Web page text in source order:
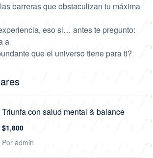
barreras que obstaculizan tu máxima
eso si… antes te pregunto:
a
que el universo tiene para ti?
Triunfa con salud mental & balance
$1,800
Por admin